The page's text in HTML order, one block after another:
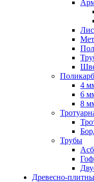
4
6
8
Трубы
Древесно-